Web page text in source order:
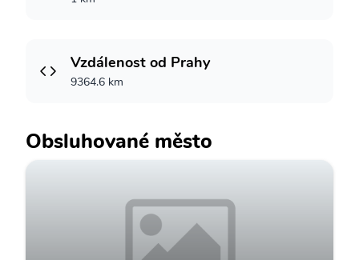
Vzdálenost od Prahy
9364.6 km
Obsluhované město